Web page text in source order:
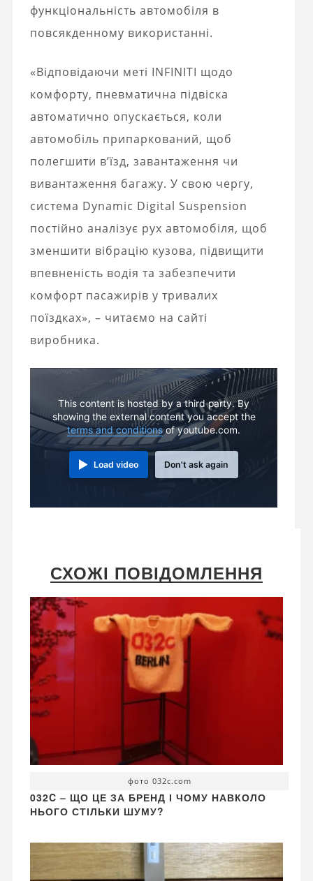
функціональність автомобіля в
повсякденному використанні.
«Відповідаючи меті INFINITI щодо
комфорту, пневматична підвіска
автоматично опускається, коли
автомобіль припаркований, щоб
полегшити в’їзд, завантаження чи
вивантаження багажу. У свою чергу,
система Dynamic Digital Suspension
постійно аналізує рух автомобіля, щоб
зменшити вібрацію кузова, підвищити
впевненість водія та забезпечити
комфорт пасажирів у тривалих
поїздках», – читаємо на сайті
виробника.
This content is hosted by a third party. By
showing the external content you accept the
terms and conditionsof youtube.com.
Load video Don't ask again
СХОЖІ ПОВІДОМЛЕННЯ
фото 032c.com
032C – ЩО ЦЕ ЗА БРЕНД І ЧОМУ НАВКОЛО
НЬОГО СТІЛЬКИ ШУМУ?